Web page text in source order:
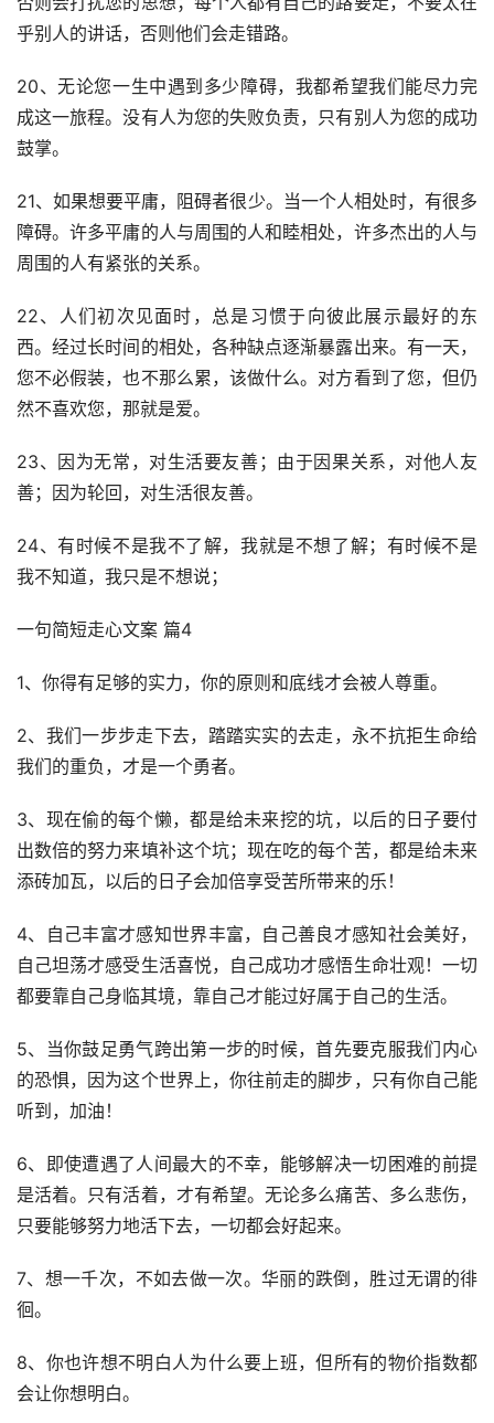
乎别人的讲话，否则他们会走错路。
20、无论您一生中遇到多少障碍，我都希望我们能尽力完
成这一旅程。没有人为您的失败负责，只有别人为您的成功
鼓掌。
21、如果想要平庸，阻碍者很少。当一个人相处时，有很多
障碍。许多平庸的人与周围的人和睦相处，许多杰出的人与
周围的人有紧张的关系。
22、人们初次见面时，总是习惯于向彼此展示最好的东
西。经过长时间的相处，各种缺点逐渐暴露出来。有一天，
您不必假装，也不那么累，该做什么。对方看到了您，但仍
然不喜欢您，那就是爱。
23、因为无常，对生活要友善；由于因果关系，对他人友
善；因为轮回，对生活很友善。
24、有时候不是我不了解，我就是不想了解；有时候不是
我不知道，我只是不想说；
一句简短走心文案 篇4
1、你得有足够的实力，你的原则和底线才会被人尊重。
2、我们一步步走下去，踏踏实实的去走，永不抗拒生命给
我们的重负，才是一个勇者。
3、现在偷的每个懒，都是给未来挖的坑，以后的日子要付
出数倍的努力来填补这个坑；现在吃的每个苦，都是给未来
添砖加瓦，以后的日子会加倍享受苦所带来的乐！
4、自己丰富才感知世界丰富，自己善良才感知社会美好，
自己坦荡才感受生活喜悦，自己成功才感悟生命壮观！一切
都要靠自己身临其境，靠自己才能过好属于自己的生活。
5、当你鼓足勇气跨出第一步的时候，首先要克服我们内心
的恐惧，因为这个世界上，你往前走的脚步，只有你自己能
听到，加油！
6、即使遭遇了人间最大的不幸，能够解决一切困难的前提
是活着。只有活着，才有希望。无论多么痛苦、多么悲伤，
只要能够努力地活下去，一切都会好起来。
7、想一千次，不如去做一次。华丽的跌倒，胜过无谓的徘
徊。
8、你也许想不明白人为什么要上班，但所有的物价指数都
会让你想明白。